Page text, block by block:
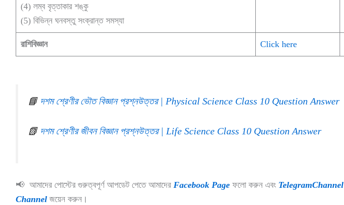
(4) লম্ব বৃত্তাকার শঙ্কু
(5) বিভিন্ন ঘনবস্তু সংক্রান্ত সমস্যা
রাশিবিজ্ঞান Click here
📘 দশম শ্রেণীর ভৌত বিজ্ঞান প্রশ্নউত্তর | Physical Science Class 10 Question Answer
📗 দশম শ্রেণীর জীবন বিজ্ঞান প্রশ্নউত্তর | Life Science Class 10 Question Answer
📢 আমাদের পোস্টের গুরুত্বপূর্ণ আপডেট পেতে আমাদের Facebook Page ফলো করুন এবং TelegramChannel
Channel জয়েন করুন।